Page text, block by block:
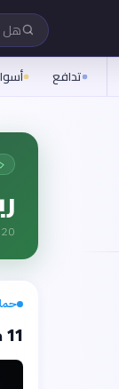
هل
تدافع
20
11 مدينة أمريكية تطالب «فيفا» بمليون دولار لكل منها